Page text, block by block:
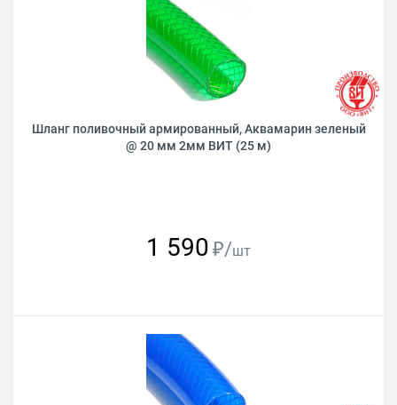
Шланг поливочный армированный, Аквамарин зеленый
@ 20 мм 2мм ВИТ (25 м)
1 590 ₽/шт